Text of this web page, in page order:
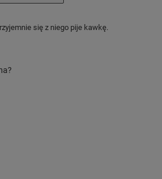
się z niego pije kawkę.